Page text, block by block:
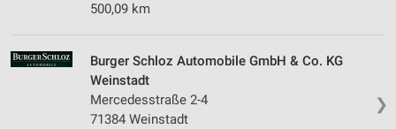
500,09 km
❯
Burger Schloz Automobile GmbH & Co. KG
Weinstadt
Mercedesstraße 2-4
71384 Weinstadt